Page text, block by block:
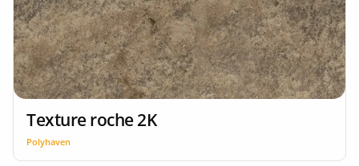
Texture roche 2K
Polyhaven